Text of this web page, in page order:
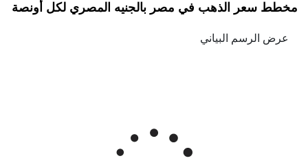
مخطط سعر الذهب في مصر بالجنيه المصري لكل أونصة